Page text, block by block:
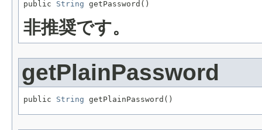
public String getPassword()
非推奨です。
getPlainPassword
public String getPlainPassword()